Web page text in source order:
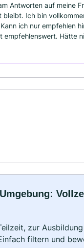
Antworten auf meine
Ich bin
ich nur empfehlen
Hätte
zur
filtern und